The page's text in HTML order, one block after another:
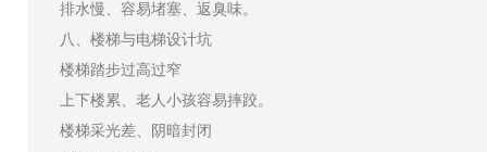
排水慢、容易堵塞、返臭味。
八、楼梯与电梯设计坑
楼梯踏步过高过窄
上下楼累、老人小孩容易摔跤。
楼梯采光差、阴暗封闭